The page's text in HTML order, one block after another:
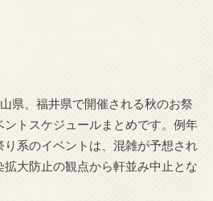
県、福井県で開催される秋のお祭
ントスケジュールまとめです。例年
系のイベントは、混雑が予想され
大防止の観点から軒並み中止とな